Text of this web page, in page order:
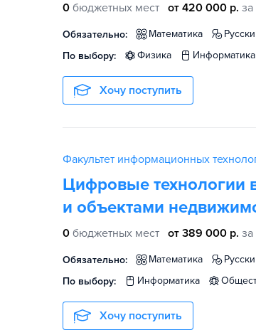
0 бюджетных мест от 420 000 р. за
Обязательно: математика
По выбору:
физика информатика
Хочу поступить
Факультет информационных
Цифровые технологии
и объектами
0 бюджетных мест от 389 000 р. за
Обязательно: математика
По выбору:
информатика
Хочу поступить